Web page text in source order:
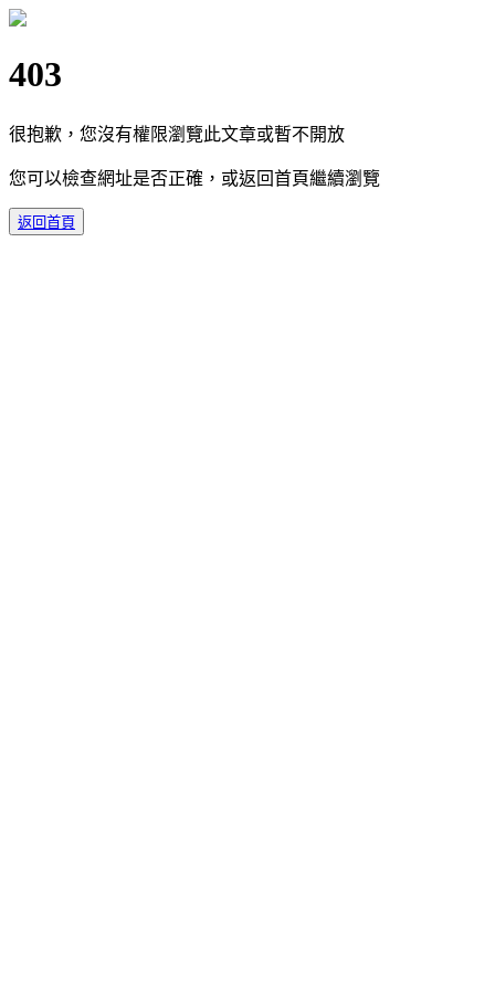
403
很抱歉，您沒有權限瀏覽此文章或暫不開放
您可以檢查網址是否正確，或返回首頁繼續瀏覽
返回首頁